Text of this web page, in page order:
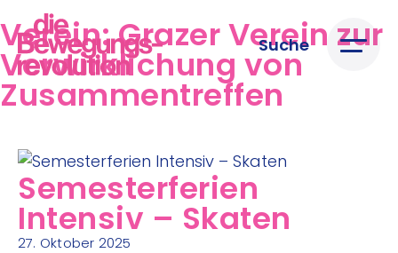
Suche
Verein:Grazer Verein zur
Verwirklichung von
Zusammentreffen
Semesterferien
Intensiv – Skaten
27. Oktober 2025